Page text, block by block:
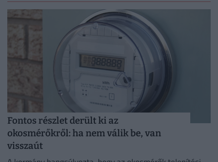
Fontos részlet derült ki az
okosmérőkről: ha nem válik be, van
visszaút